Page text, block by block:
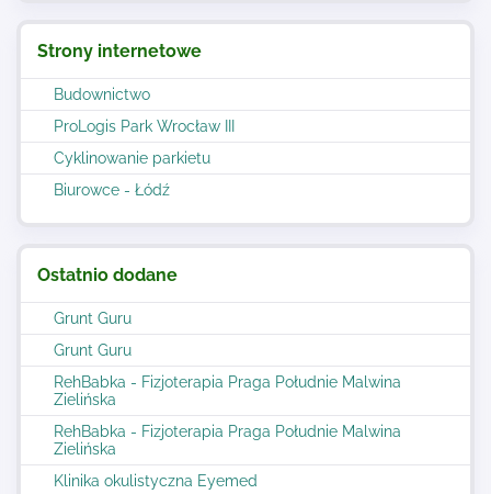
Strony internetowe
Budownictwo
ProLogis Park Wrocław III
Cyklinowanie parkietu
Biurowce - Łódź
Ostatnio dodane
Grunt Guru
Grunt Guru
RehBabka - Fizjoterapia Praga Południe Malwina
Zielińska
RehBabka - Fizjoterapia Praga Południe Malwina
Zielińska
Klinika okulistyczna Eyemed